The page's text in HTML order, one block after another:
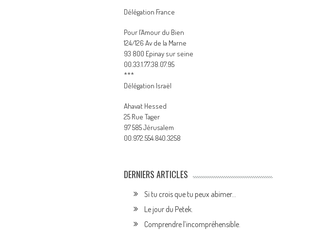
Délégation France
Pour l’Amour du Bien
124/126 Av de la Marne
93 800 Epinay sur seine
00.33.1.77.38.07.95
***
Délégation Israël
Ahavat Hessed
25 Rue Tager
97 585 Jérusalem
00.972.554.840.3258
DERNIERS ARTICLES
Si tu crois que tu peux abimer…
Le jour du Petek.
Comprendre l’incompréhensible.